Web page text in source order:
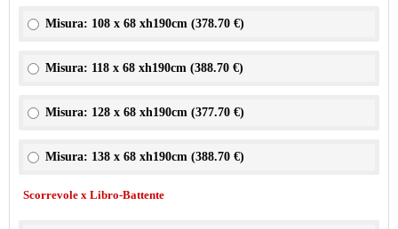
Misura: 108 x 68 xh190cm (378.70 €)
Misura: 118 x 68 xh190cm (388.70 €)
Misura: 128 x 68 xh190cm (377.70 €)
Misura: 138 x 68 xh190cm (388.70 €)
Scorrevole x Libro-Battente